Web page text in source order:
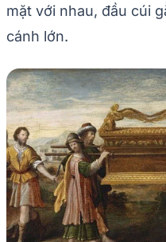
mặt với nhau, đầu cúi
cánh lớn.